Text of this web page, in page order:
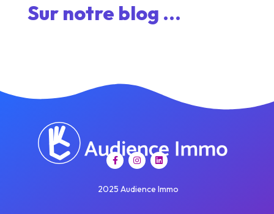
Sur notre blog ...
2025 Audience Immo